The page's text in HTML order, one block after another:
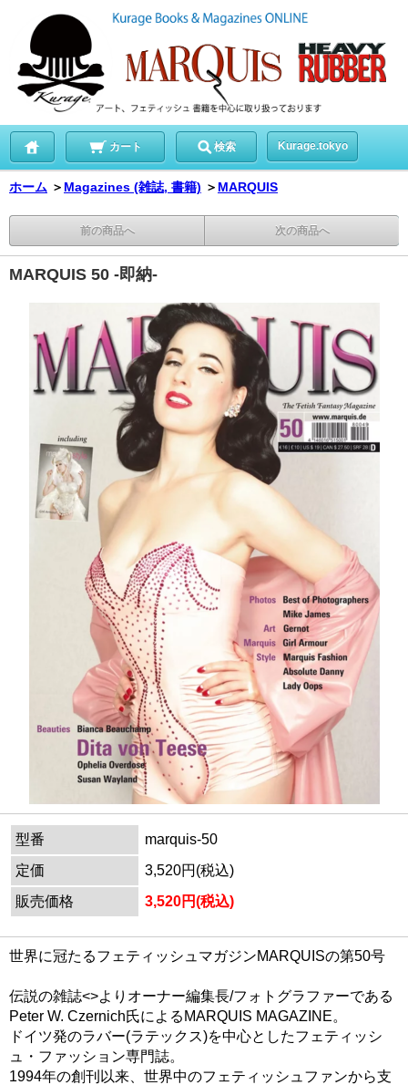
カート 検索 Kurage.tokyo
ホーム ＞ Magazines (雑誌, 書籍) ＞ MARQUIS
前の商品へ 次の商品へ
MARQUIS 50 -即納-
型番
marquis-50
定価
3,520円(税込)
販売価格
3,520円(税込)
世界に冠たるフェティッシュマガジンMARQUISの第50号
伝説の雑誌<>よりオーナー編集長/フォトグラファーである
Peter W. Czernich氏によるMARQUIS MAGAZINE。
ドイツ発のラバー(ラテックス)を中心としたフェティッシ
ュ・ファッション専門誌。
1994年の創刊以来、世界中のフェティッシュファンから支